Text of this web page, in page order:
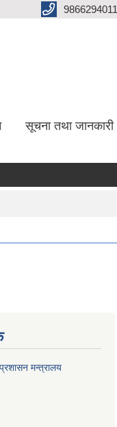
9866294011
सूचना तथा जानकारी
मन्त्रालय